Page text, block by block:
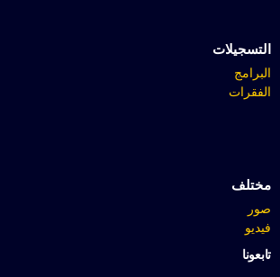
التسجيلات
البرامج
الفقرات
مختلف
صور
فيديو
تابعونا